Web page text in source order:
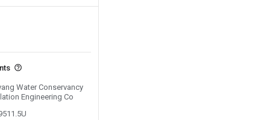
Water Conservancy
Engineering Co